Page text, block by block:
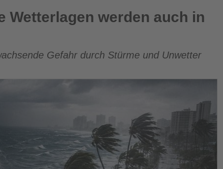
zum Reiserisiko
Wetterlagen werden auch in
Gefahr durch Stürme und Unwetter